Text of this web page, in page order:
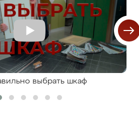
выбрать шкаф